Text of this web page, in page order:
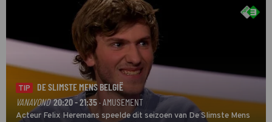
TIP
DE SLIMSTE MENS BELGIË
VANAVOND 20:20 - 21:35· AMUSEMENT
Acteur Felix Heremans speelde dit seizoen van De Slimste Mens